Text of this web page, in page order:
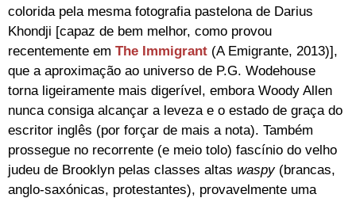
colorida pela mesma fotografia pastelona de Darius
Khondji [capaz de bem melhor, como provou
recentemente em The Immigrant (A Emigrante, 2013)],
que a aproximação ao universo de P.G. Wodehouse
torna ligeiramente mais digerível, embora Woody Allen
nunca consiga alcançar a leveza e o estado de graça do
escritor inglês (por forçar de mais a nota). Também
prossegue no recorrente (e meio tolo) fascínio do velho
judeu de Brooklyn pelas classes altas waspy(brancas,
anglo-saxónicas, protestantes), provavelmente uma